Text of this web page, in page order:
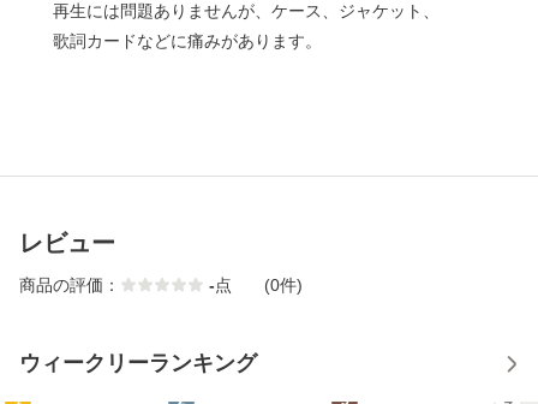
再生には問題ありませんが、ケース、ジャケット、
歌詞カードなどに痛みがあります。
レビュー
商品の評価： -点 (0件)
ウィークリーランキング
1 2 3 4